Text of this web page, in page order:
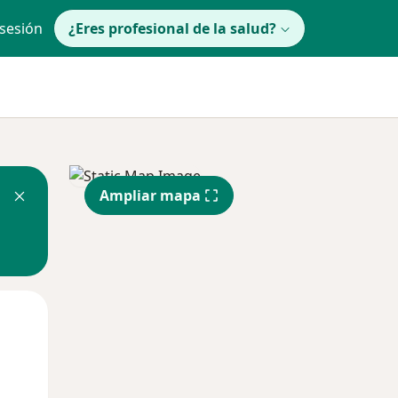
¿Eres profesional de la salud?
Ampliar mapa